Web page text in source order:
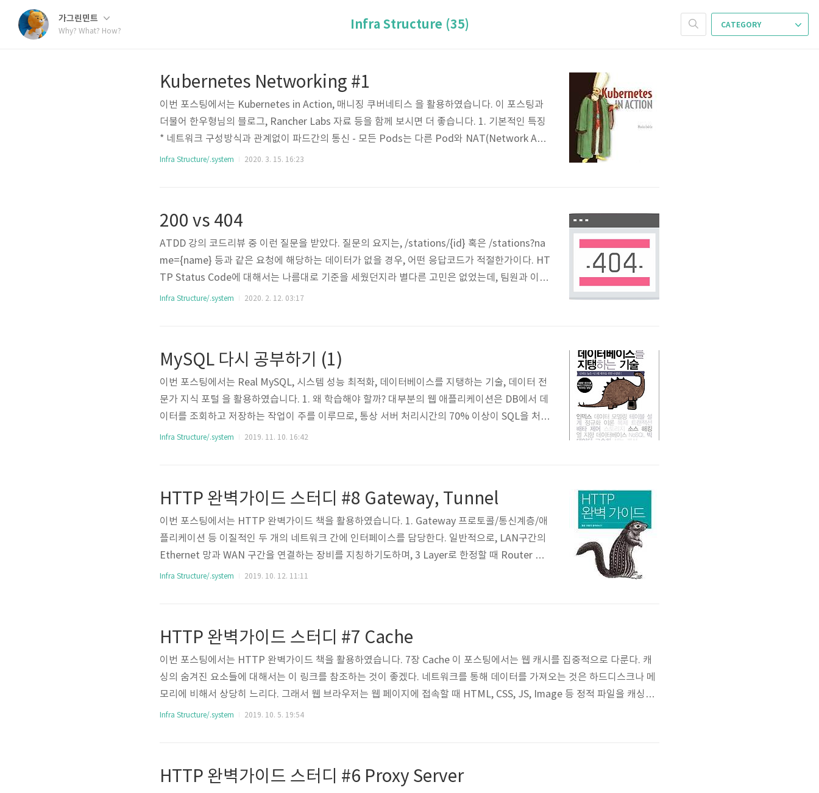
가그린민트
Why? What? How?
CATEGORY
Infra Structure (35)
Kubernetes Networking #1
이번 포스팅에서는 Kubernetes in Action, 매니징 쿠버네티스 을 활용하였습니다. 이 포스팅과
더불어 한우형님의 블로그, Rancher Labs 자료 등을 함께 보시면 더 좋습니다. 1. 기본적인 특징
* 네트워크 구성방식과 관계없이 파드간의 통신 - 모든 Pods는 다른 Pod와 NAT(Network Add
ress Translation)을 사용하지 않고 통신할 수 있다. - 모든 Nodes는 NAT를 사용하지 않고 모든
Infra Structure/.system 2020. 3. 15. 16:23
200 vs 404
ATDD 강의 코드리뷰 중 이런 질문을 받았다. 질문의 요지는, /stations/{id} 혹은 /stations?na
me={name} 등과 같은 요청에 해당하는 데이터가 없을 경우, 어떤 응답코드가 적절한가이다. HT
TP Status Code에 대해서는 나름대로 기준을 세웠던지라 별다른 고민은 없었는데, 팀원과 이야
기 중에 생각이 다른 부분이 있어 다른 리뷰어들과도 이야기를 나누어보았다. 이 내용을 정리하고
Infra Structure/.system 2020. 2. 12. 03:17
MySQL 다시 공부하기 (1)
이번 포스팅에서는 Real MySQL, 시스템 성능 최적화, 데이터베이스를 지탱하는 기술, 데이터 전
문가 지식 포털 을 활용하였습니다. 1. 왜 학습해야 할까? 대부분의 웹 애플리케이션은 DB에서 데
이터를 조회하고 저장하는 작업이 주를 이루므로, 통상 서버 처리시간의 70% 이상이 SQL을 처리
하는데 사용되곤 한다. (Datastore 비교) 성능과 관련된 이미 여러 글(부하란 무엇인가?, 테크세
학습은 사용법을..
Infra Structure/.system 2019. 11. 10. 16:42
HTTP 완벽가이드 스터디 #8 Gateway, Tunnel
이번 포스팅에서는 HTTP 완벽가이드 책을 활용하였습니다. 1. Gateway 프로토콜/통신계층/애
플리케이션 등 이질적인 두 개의 네트워크 간에 인터페이스를 담당한다. 일반적으로, LAN구간의
Ethernet 망과 WAN 구간을 연결하는 장비를 지칭하기도하며, 3 Layer로 한정할 때 Router 장
비가 Gateway 역할을 담당한다. (서버의 Default route 설정이 자동으로 Gateway로 되어 있어
Infra Structure/.system 2019. 10. 12. 11:11
HTTP 완벽가이드 스터디 #7 Cache
이번 포스팅에서는 HTTP 완벽가이드 책을 활용하였습니다. 7장 Cache 이 포스팅에서는 웹 캐시를 집중적으로 다룬다. 캐
싱의 숨겨진 요소들에 대해서는 이 링크를 참조하는 것이 좋겠다. 네트워크를 통해 데이터를 가져오는 것은 하드디스크나 메
모리에 비해서 상당히 느리다. 그래서 웹 브라우저는 웹 페이지에 접속할 때 HTML, CSS, JS, Image 등 정적 파일을 캐싱해
뒀다가 재사용한다. - 브라우저 캐시 활용 웹 캐시는 자주 쓰이는 문서의 사본을 자동으로 보관하는 HTTP 장치이다. 웹 요청
Infra Structure/.system 2019. 10. 5. 19:54
HTTP 완벽가이드 스터디 #6 Proxy Server